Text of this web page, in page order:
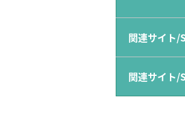
関連サイト/
関連サイト/